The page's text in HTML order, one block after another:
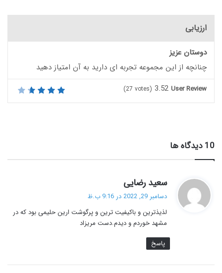
ارزیابی
دوستان عزیز
چنانچه از این مجموعه تجربه ای دارید به آن امتیاز دهید
User Review
3.52
(27 votes)
‫10 دیدگاه ها
سعید رضایی
ت
:
دسامبر 29, 2022 در 9:16 ب.ظ
لذیذترین و باکیفیت ترین و پرگوشت ارین حلیمی بود که در
مشهد خوردم و دیدم.دست مریزاد
پاسخ